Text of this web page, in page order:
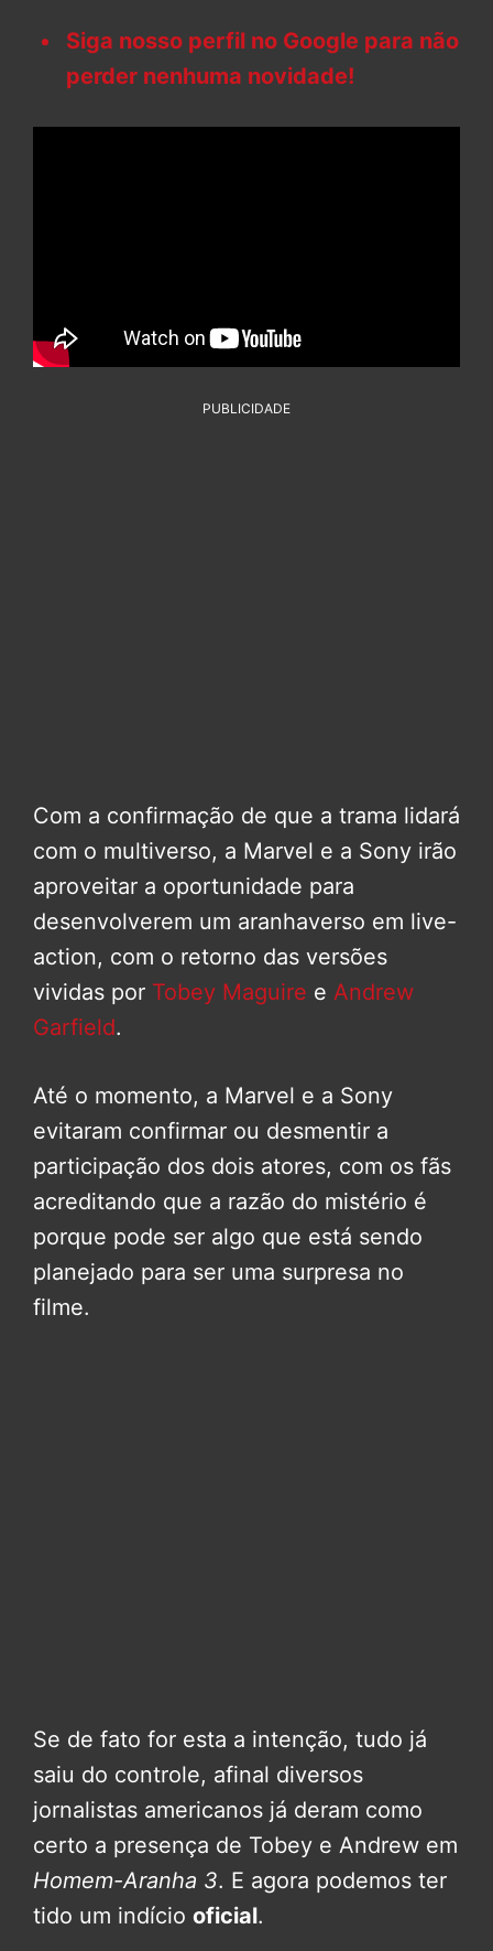
Siga nosso perfil no Google para não
perder nenhuma novidade!
PUBLICIDADE
Com a confirmação de que a trama lidará
com o multiverso, a Marvel e a Sony irão
aproveitar a oportunidade para
desenvolverem um aranhaverso em live-
action, com o retorno das versões
vividas por Tobey Maguire e Andrew
Garfield.
Até o momento, a Marvel e a Sony
evitaram confirmar ou desmentir a
participação dos dois atores, com os fãs
acreditando que a razão do mistério é
porque pode ser algo que está sendo
planejado para ser uma surpresa no
filme.
Se de fato for esta a intenção, tudo já
saiu do controle, afinal diversos
jornalistas americanos já deram como
certo a presença de Tobey e Andrew em
Homem-Aranha 3. E agora podemos ter
tido um indício oficial.